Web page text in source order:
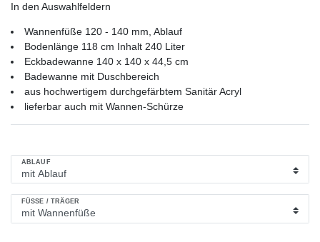
In den Auswahlfeldern
Wannenfüße 120 - 140 mm, Ablauf
Bodenlänge 118 cm Inhalt 240 Liter
Eckbadewanne 140 x 140 x 44,5 cm
Badewanne mit Duschbereich
aus hochwertigem durchgefärbtem Sanitär Acryl
lieferbar auch mit Wannen-Schürze
ABLAUF
FÜSSE / TRÄGER